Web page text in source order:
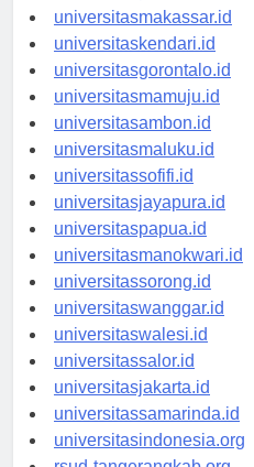
universitaspalu.id
universitasmakassar.id
universitaskendari.id
universitasgorontalo.id
universitasmamuju.id
universitasambon.id
universitasmaluku.id
universitassofifi.id
universitasjayapura.id
universitaspapua.id
universitasmanokwari.id
universitassorong.id
universitaswanggar.id
universitaswalesi.id
universitassalor.id
universitasjakarta.id
universitassamarinda.id
universitasindonesia.org